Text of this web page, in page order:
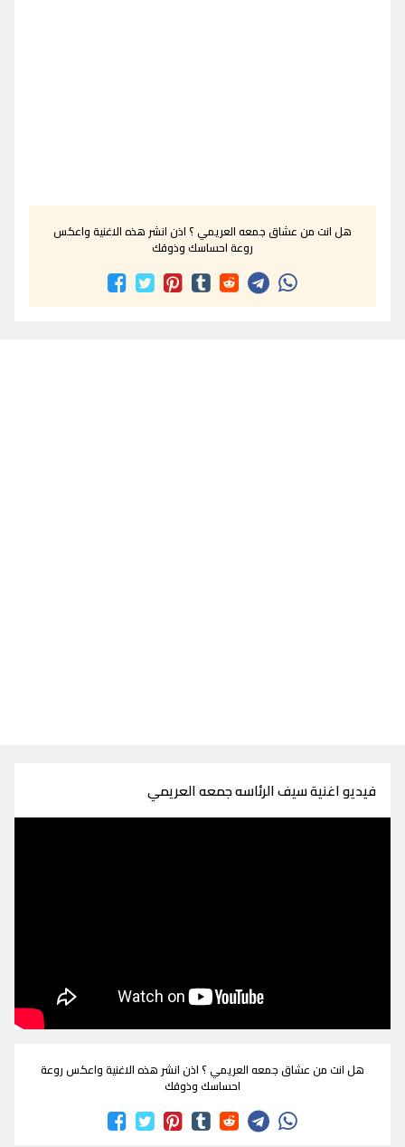
هل انت من عشاق جمعه العريمي ؟ اذن انشر هذه الاغنية واعكس
روعة احساسك وذوقك
فيديو اغنية سيف الرئاسه جمعه العريمي
هل انت من عشاق جمعه العريمي ؟ اذن انشر هذه الاغنية واعكس روعة
احساسك وذوقك